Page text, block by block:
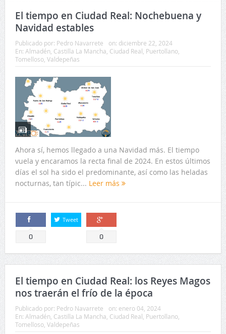
El tiempo en Ciudad Real: Nochebuena y
Navidad estables
Publicado por: Pedro Navarrete on: diciembre 22, 2024
En: Almadén, Castilla La Mancha, Ciudad Real, Puertollano,
Tomelloso, Valdepeñas
Ahora sí, hemos llegado a una Navidad más. El tiempo
vuela y encaramos la recta final de 2024. En estos últimos
días el sol ha sido el predominante, así como las heladas
nocturnas, tan típic... Leer más
Comparte
0
Tweet
Comparte
0
El tiempo en Ciudad Real: los Reyes Magos
nos traerán el frío de la época
Publicado por: Pedro Navarrete on: enero 04, 2024
En: Almadén Castilla La Mancha Ciudad Real Puertollano,
Tomelloso, Valdepeñas